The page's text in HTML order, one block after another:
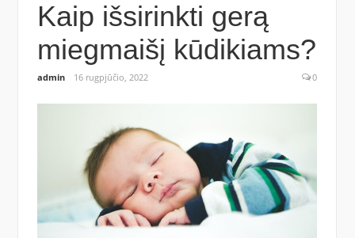
Kaip išsirinkti gerą
miegmaišį kūdikiams?
admin 16 rugpjūčio, 2022 0